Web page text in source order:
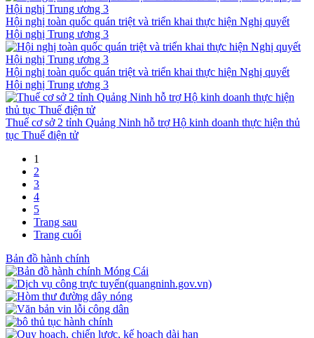
Hội nghị toàn quốc quán triệt và triển khai thực hiện Nghị quyết
Hội nghị Trung ương 3
Hội nghị toàn quốc quán triệt và triển khai thực hiện Nghị quyết
Hội nghị Trung ương 3
Thuế cơ sở 2 tỉnh Quảng Ninh hỗ trợ Hộ kinh doanh thực hiện thủ
tục Thuế điện tử
1
2
3
4
5
Trang sau
Trang cuối
Bản đồ hành chính